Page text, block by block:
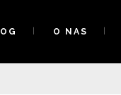
O NAS